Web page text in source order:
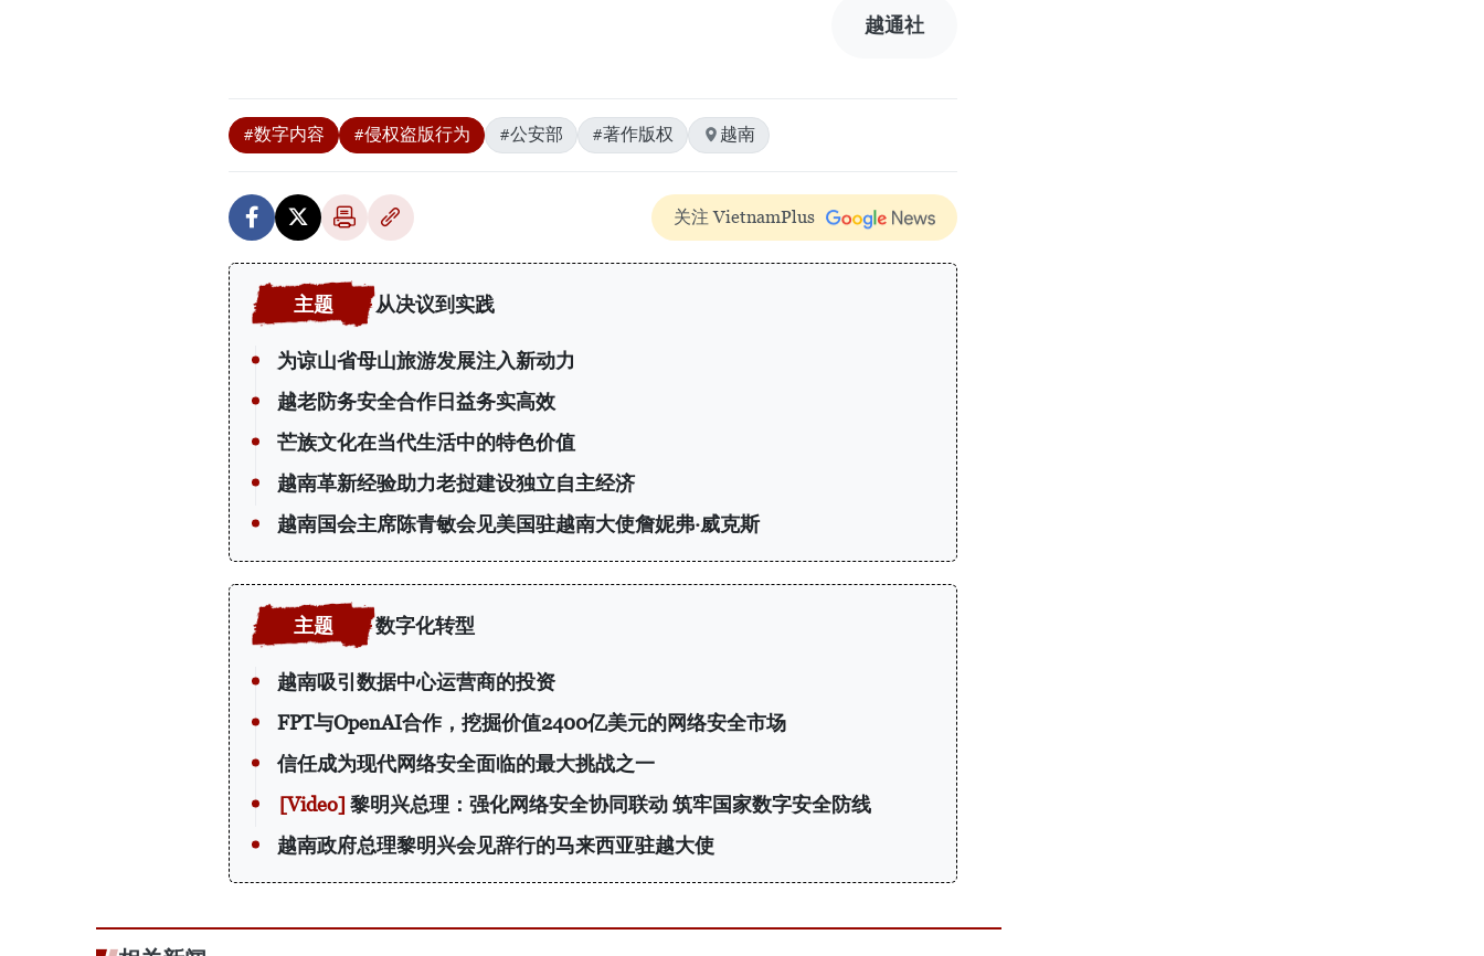
越通社
#数字内容 #侵权盗版行为 #公安部 #著作版权 越南
关注 VietnamPlus
从决议到实践
为谅山省母山旅游发展注入新动力
越老防务安全合作日益务实高效
芒族文化在当代生活中的特色价值
越南革新经验助力老挝建设独立自主经济
越南国会主席陈青敏会见美国驻越南大使詹妮弗·威克斯
数字化转型
越南吸引数据中心运营商的投资
FPT与OpenAI合作，挖掘价值2400亿美元的网络安全市场
信任成为现代网络安全面临的最大挑战之一
黎明兴总理：强化网络安全协同联动 筑牢国家数字安全防线
越南政府总理黎明兴会见辞行的马来西亚驻越大使